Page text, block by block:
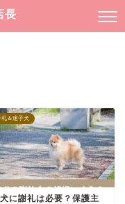
長
札＆迷子犬
に謝礼は必要？保護主